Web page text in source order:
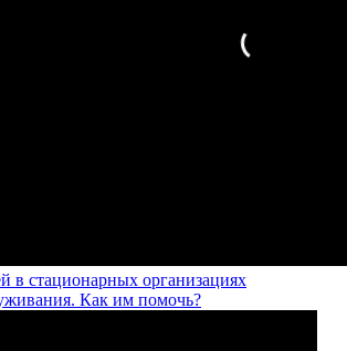
в стационарных организациях
Как им помочь?